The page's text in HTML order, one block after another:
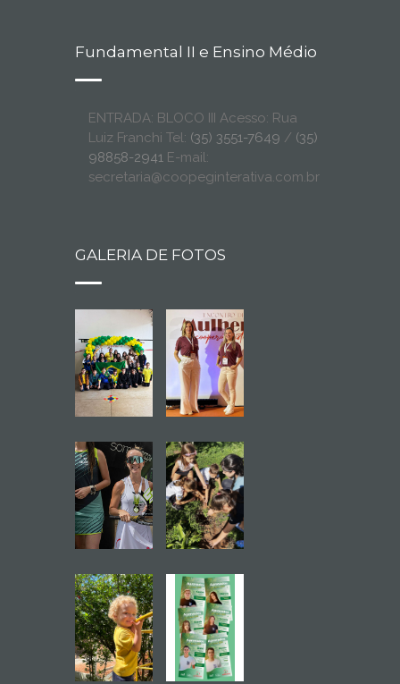
Fundamental II e Ensino Médio
ENTRADA: BLOCO III Acesso: Rua
Luiz Franchi Tel: (35) 3551-7649 / (35)
98858-2941 E-mail:
secretaria@coopeginterativa.com.br
GALERIA DE FOTOS